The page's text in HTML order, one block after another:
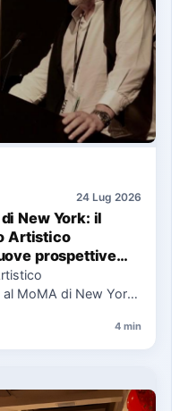
24 Lug 2026
New York: il
Artistico
prospettive
MoMA di New York
4 min